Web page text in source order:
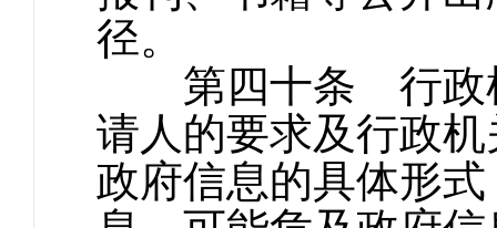
径。
第四十条 行政机
请人的要求及行政
政府信息的具体形